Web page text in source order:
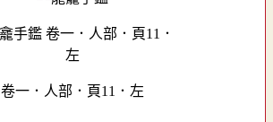
卷一．人部．頁11．左